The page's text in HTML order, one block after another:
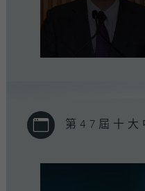
第47屆十大